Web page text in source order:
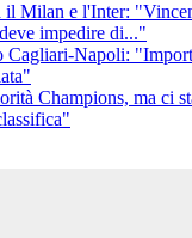
il Milan e l'Inter:
impedire di..."
Cagliari-Napoli:
Champions, ma ci